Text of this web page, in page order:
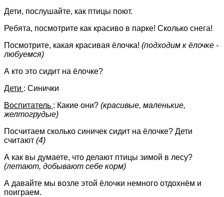
Дети, послушайте, как птицы поют.
Ребята, посмотрите как красиво в парке! Сколько снега!
Посмотрите, какая красивая ёлочка! (подходим к ёлочке -
любуемся)
А кто это сидит на ёлочке?
Дети : Синички
Воспитатель : Какие они? (красивые, маленькие,
желтогрудые)
Посчитаем сколько синичек сидит на ёлочке? Дети
считают (4)
А как вы думаете, что делают птицы зимой в лесу?
(летают, добывают себе корм)
А давайте мы возле этой ёлочки немного отдохнём и
поиграем.